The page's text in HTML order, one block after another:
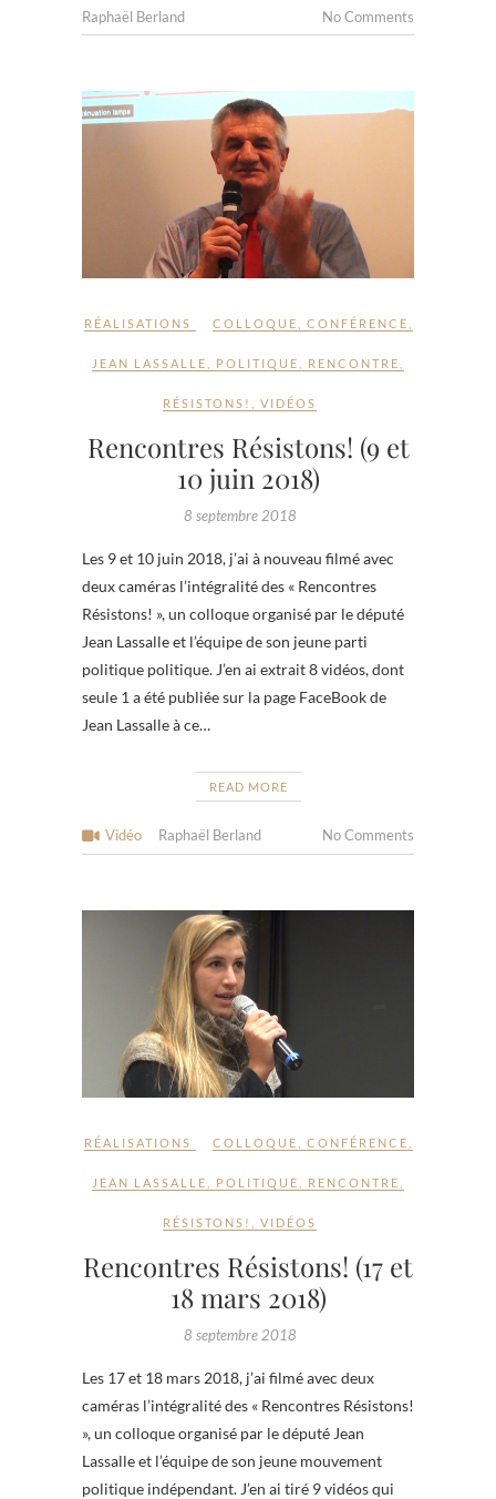
Raphaël Berland No Comments
RÉALISATIONS COLLOQUE CONFÉRENCE
JEAN LASSALLE POLITIQUE RENCONTRE
RÉSISTONS! VIDÉOS
Rencontres Résistons! (9 et
10 juin 2018)
8 septembre 2018
Les 9 et 10 juin 2018, j’ai à nouveau filmé avec
deux caméras l’intégralité des « Rencontres
Résistons! », un colloque organisé par le député
Jean Lassalle et l’équipe de son jeune parti
politique politique. J’en ai extrait 8 vidéos, dont
seule 1 a été publiée sur la page FaceBook de
Jean Lassalle à ce…
READ MORE
Vidéo Raphaël Berland No Comments
RÉALISATIONS COLLOQUE CONFÉRENCE
JEAN LASSALLE POLITIQUE RENCONTRE
RÉSISTONS! VIDÉOS
Rencontres Résistons! (17 et
18 mars 2018)
8 septembre 2018
Les 17 et 18 mars 2018, j’ai filmé avec deux
caméras l’intégralité des « Rencontres Résistons!
», un colloque organisé par le député Jean
Lassalle et l’équipe de son jeune mouvement
politique indépendant. J’en ai tiré 9 vidéos qui